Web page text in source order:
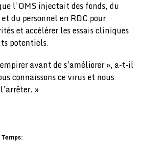
l’OMS injectait des fonds, du
du personnel en RDC pour
et accélérer les essais cliniques
potentiels.
avant de s’améliorer », a-t-il
connaissons ce virus et nous
»
Temps: